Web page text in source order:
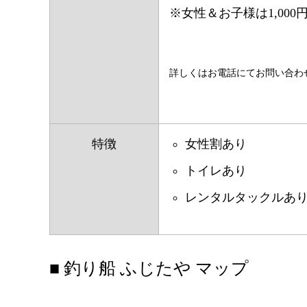
※女性＆お子様は1,000円
詳しくはお電話にてお問い合わ
特徴
女性割あり
トイレあり
レンタルタックルあり
■ 釣り船 ふじたや マップ